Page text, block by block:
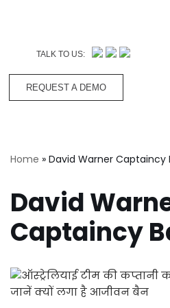
TALK TO US:
REQUEST A DEMO​
Home » David Warner Captaincy
David
Captaincy